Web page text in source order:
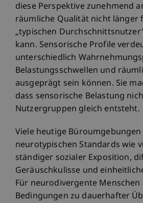
diese Perspektive zunehmend
räumliche Qualität nicht länger
„typischen
kann. Sensorische Profile
unterschiedlich
Belastungsschwellen und
ausgeprägt sein können. Sie
dass sensorische Belastung
Nutzergruppen gleich entsteht.
Viele heutige
neurotypischen Standards wie
ständiger sozialer Exposition,
Geräuschkulisse und
Für neurodivergente Menschen
Bedingungen zu dauerhafter